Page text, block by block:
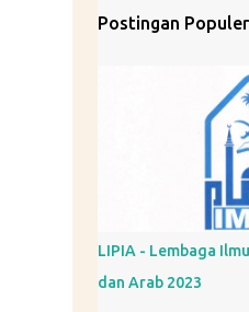
Postingan Populer
LIPIA - Lembaga
dan Arab 2023